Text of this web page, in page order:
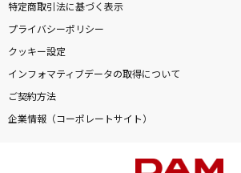
特定商取引法に基づく表示
プライバシーポリシー
クッキー設定
インフォマティブデータの取得について
ご契約方法
企業情報（コーポレートサイト）